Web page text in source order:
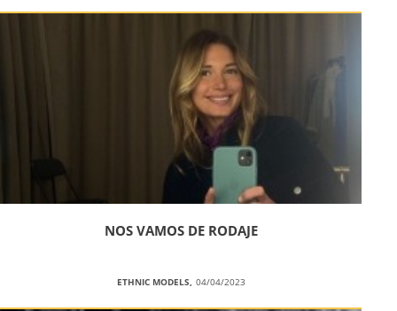
NOS VAMOS DE RODAJE
ETHNIC MODELS, 04/04/2023